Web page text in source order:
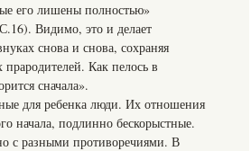
его лишены полностью»
Видимо, это и делает
снова и снова, сохраняя
Как пелось в
сначала».
для ребенка люди. Их отношения
начала, подлинно бескорыстные.
с разными противоречиями. В